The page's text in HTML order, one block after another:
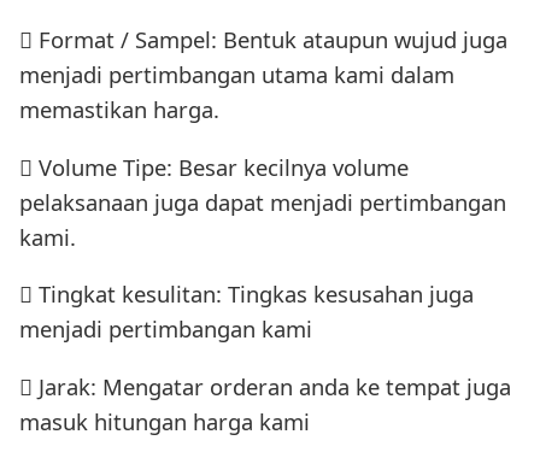
 Format / Sampel: Bentuk ataupun wujud juga
menjadi pertimbangan utama kami dalam
memastikan harga.
 Volume Tipe: Besar kecilnya volume
pelaksanaan juga dapat menjadi pertimbangan
kami.
 Tingkat kesulitan: Tingkas kesusahan juga
menjadi pertimbangan kami
 Jarak: Mengatar orderan anda ke tempat juga
masuk hitungan harga kami